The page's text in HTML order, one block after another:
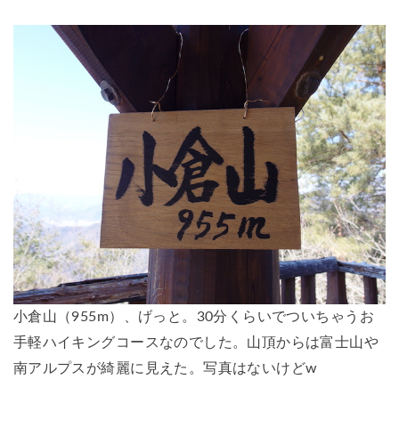
小倉山（955m）
、げっと。30分くらいでついちゃうお
手軽ハイキングコースなのでした。山頂からは富士山や
南アルプスが綺麗に見えた。写真はないけどw